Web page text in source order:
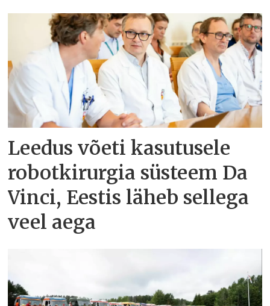
Leedus võeti kasutusele
robotkirurgia süsteem Da
Vinci, Eestis läheb sellega
veel aega